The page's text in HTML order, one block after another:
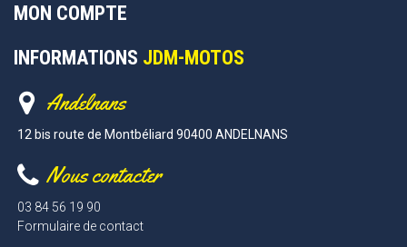
MON COMPTE
INFORMATIONS JDM-MOTOS
Andelnans
12 bis route de Montbéliard 90400 ANDELNANS
Nous contacter
03 84 56 19 90
Formulaire de contact